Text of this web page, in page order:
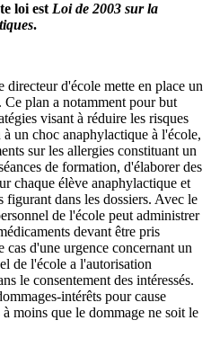
loi est Loi de 2003 sur la
.
d'école mette en place un
plan a notamment pour but
visant à réduire les risques
un choc anaphylactique à l'école,
sur les allergies constituant un
de formation, d'élaborer des
chaque élève anaphylactique et
figurant dans les dossiers. Avec le
de l'école peut administrer
devant être pris
cas d'une urgence concernant un
de l'école a l'autorisation
le consentement des intéressés.
intérêts pour cause
moins que le dommage ne soit le